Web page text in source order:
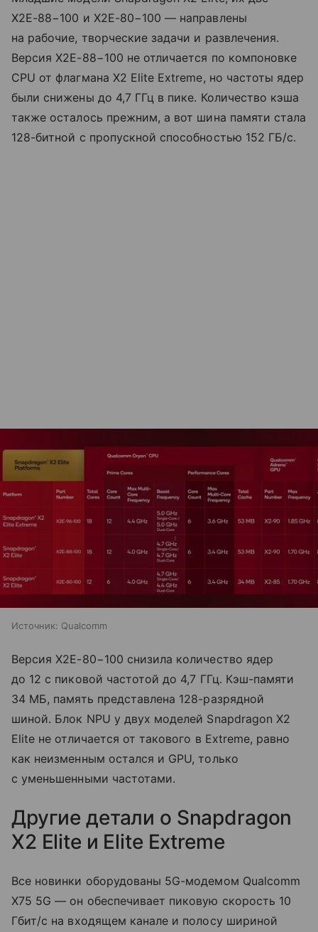
X2E-88−100 и X2E-80−100 — направлены
на рабочие, творческие задачи и развлечения.
Версия X2E-88−100 не отличается по компоновке
CPU от флагмана X2 Elite Extreme, но частоты ядер
были снижены до 4,7 ГГц в пике. Количество кэша
также осталось прежним, а вот шина памяти стала
128-битной с пропускной способностью 152 ГБ/с.
Источник: Qualcomm
Версия X2E-80−100 снизила количество ядер
до 12 с пиковой частотой до 4,7 ГГц. Кэш-памяти
34 МБ, память представлена 128-разрядной
шиной. Блок NPU у двух моделей Snapdragon X2
Elite не отличается от такового в Extreme, равно
как неизменным остался и GPU, только
с уменьшенными частотами.
Другие детали о Snapdragon
X2 Elite и Elite Extreme
Все новинки оборудованы 5G-модемом Qualcomm
X75 5G — он обеспечивает пиковую скорость 10
Гбит/с на входящем канале и полосу шириной